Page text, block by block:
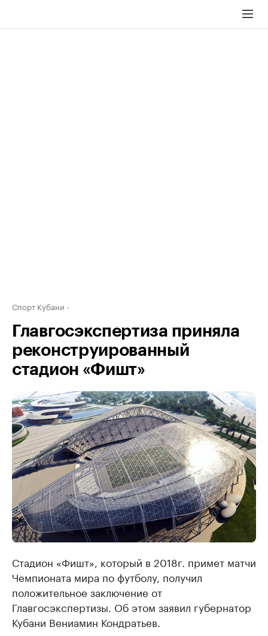
Спорт Кубани
Главгосэкспертиза приняла
реконструированный
стадион «Фишт»
Стадион «Фишт», который в 2018г. примет матчи
Чемпионата мира по футболу, получил
положительное заключение от
Главгосэкспертизы. Об этом заявил губернатор
Кубани Вениамин Кондратьев.